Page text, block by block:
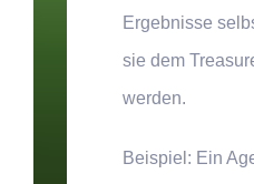
Ergebnisse
sie dem
werden.
Beispiel: Ein